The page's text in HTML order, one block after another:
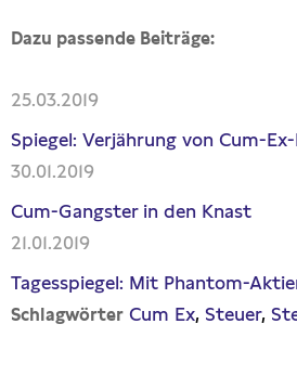
Dazu passende Beiträge:
25.03.2019
Spiegel: Verjährung von Cum-
30.01.2019
Cum-Gangster in den Knast
21.01.2019
Tagesspiegel: Mit Phantom-
Schlagwörter Cum Ex Steuer